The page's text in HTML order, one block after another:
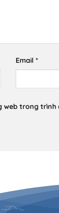
Email*
web trong